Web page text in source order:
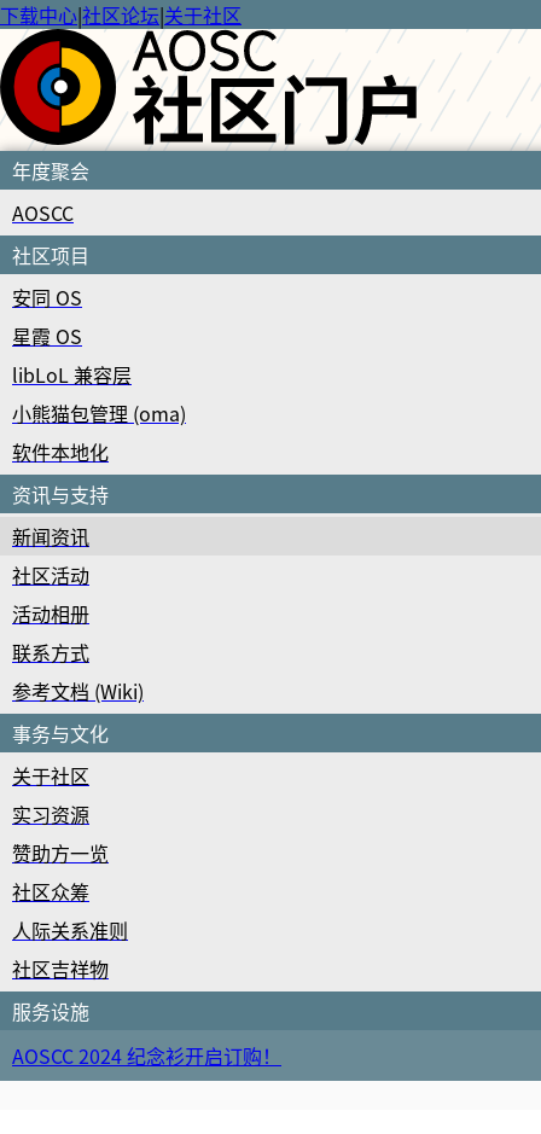
下载中心|社区论坛|关于社区
年度聚会
AOSCC
社区项目
安同 OS
星霞 OS
libLoL 兼容层
小熊猫包管理 (oma)
软件本地化
资讯与支持
新闻资讯
社区活动
活动相册
联系方式
参考文档 (Wiki)
事务与文化
关于社区
实习资源
赞助方一览
社区众筹
人际关系准则
社区吉祥物
服务设施
AOSCC 2024 纪念衫开启订购！